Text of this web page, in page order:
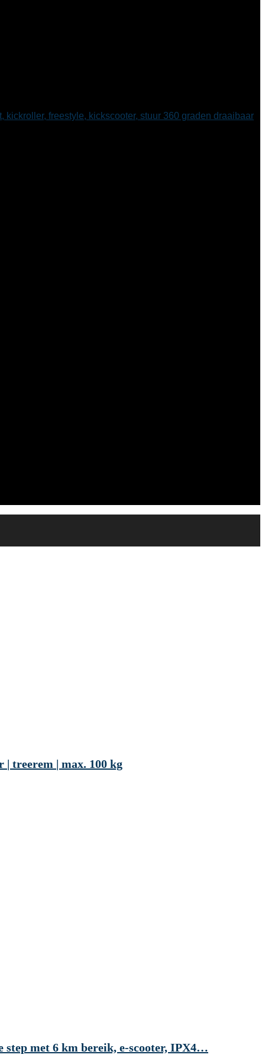
kickroller, freestyle, kickscooter, stuur 360 graden draaibaar
| treerem | max. 100 kg
step met 6 km bereik, e-scooter, IPX4…